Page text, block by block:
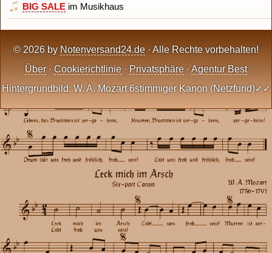
BIG SALE im Musikhaus
© 2026 by Notenversand24.de · Alle Rechte vorbehalten!
Über · Cookierichtlinie · Privatsphäre · Agentur Best
Hintergrundbild: W. A. Mozart 6stimmiger Kanon (Netzfund)✓✓